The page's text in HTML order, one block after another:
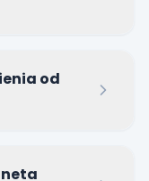
św. Ansgara
od